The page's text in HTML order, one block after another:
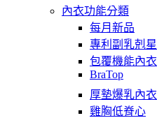
內衣功能分類
每月新品
專利副乳剋星
包覆機能內衣
BraTop
厚墊爆乳內衣
雞胸低脊心